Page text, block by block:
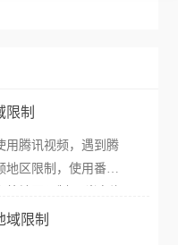
限制
用腾讯视频，遇到腾
地区限制，使用番茄
腾讯视频，却突然弹
域限制